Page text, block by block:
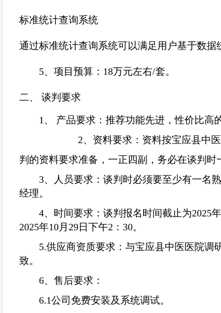
标准统计查询系统
通过标准统计查询系统可以满足用户基于数据
5、 项目预算： 18万元左右/套。
二、 谈判要求
1 、 产品要求：推荐功能先进，性价比高
2、资料要求：资料按宝应县中
判的资料要求准备，一正四副，务必在谈判时
3、人员要求：谈判时必须要至少有一名
经理。
4、时间要求：谈判报名时间截止为2025年
2025年10月 29日下午2 ： 30。
5.供应商资质要求：与宝应县中医医院调
致。
6、售后要求：
6.1公司免费安装及系统调试。